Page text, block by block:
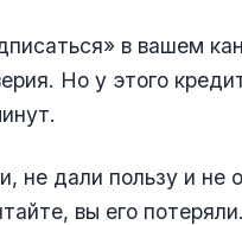
в вашем
Но у этого
не дали пользу и не
вы его